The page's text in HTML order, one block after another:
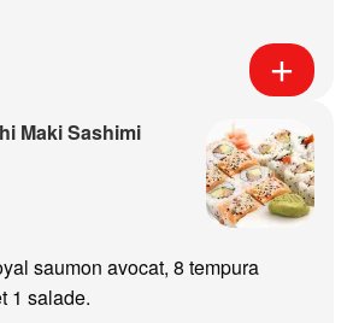
Maki Sashimi
saumon avocat, 8 tempura
1 salade.